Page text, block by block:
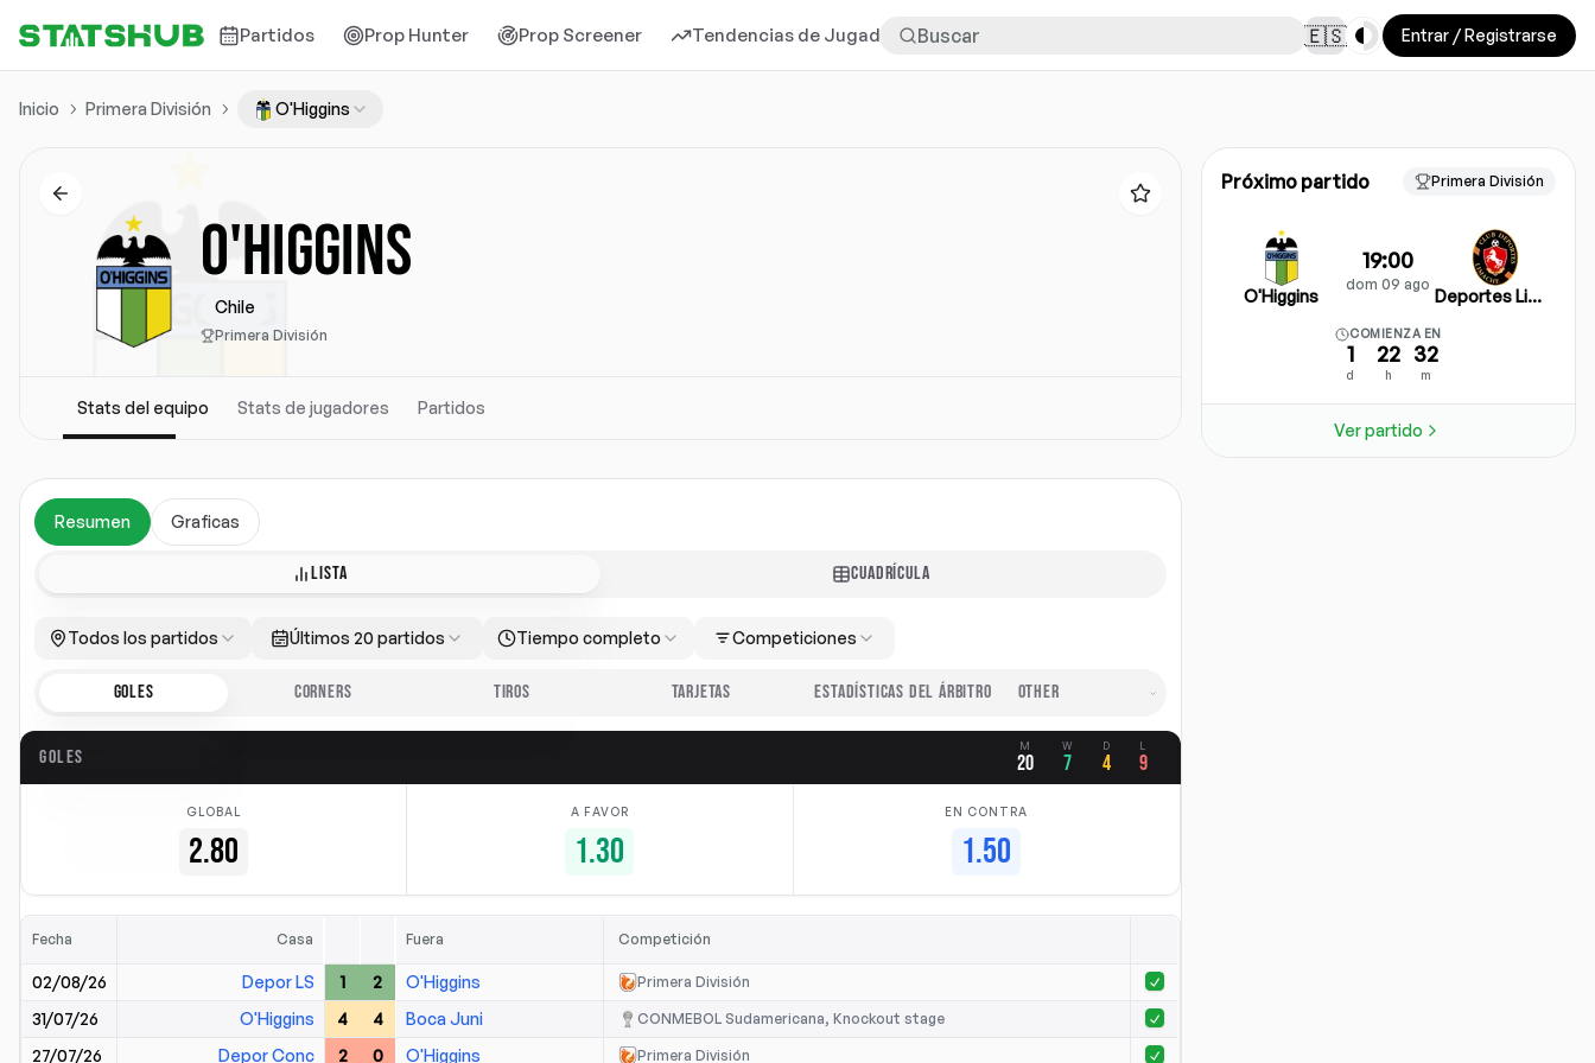
Partidos Prop Hunter Prop Screener Tendencias de Jugadores Más 🇪🇸 Toggle theme
Entrar / Registrarse
Inicio Primera División O'Higgins
O'HIGGINS
Chile
Primera División
Stats del equipo Stats de jugadores Partidos
Próximo partido Primera División
O'Higgins
19:00
dom 09 ago
Deportes Limache
COMIENZA EN
1
d
22
h
32
m
Ver partido
Resumen Graficas
LISTA CUADRÍCULA
Todos los partidos Últimos 20 partidos Tiempo completo Competiciones
GOLES CORNERS TIROS TARJETAS ESTADÍSTICAS DEL ÁRBITRO
GOLES M
20
W
7
D
4
L
9
GLOBAL
2.80
A FAVOR
1.30
EN CONTRA
1.50
Fecha Casa Fuera Competición
02/08/26 Depor LS 1 2 O'Higgins Primera División
31/07/26 O'Higgins 4 4 Boca Juni CONMEBOL Sudamericana, Knockout stage
27/07/26 Depor Conc 2 0 O'Higgins Primera División